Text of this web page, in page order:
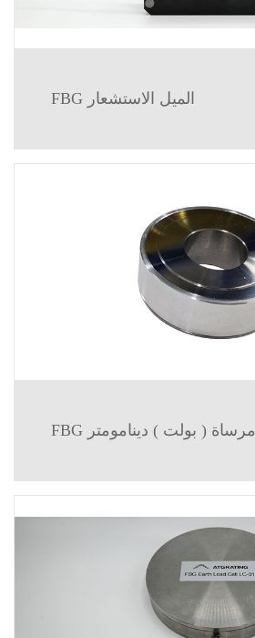
FBG الميل الاستشعار
FBG مرساة ( بولت ) دينامومتر